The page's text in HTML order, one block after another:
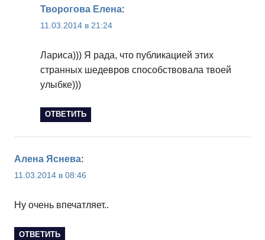
Творогова Елена:
11.03.2014 в 21:24
Лариса))) Я рада, что публикацией этих
странных шедевров способствовала твоей
улыбке)))
ОТВЕТИТЬ
Алена Яснева:
11.03.2014 в 08:46
Ну очень впечатляет..
ОТВЕТИТЬ